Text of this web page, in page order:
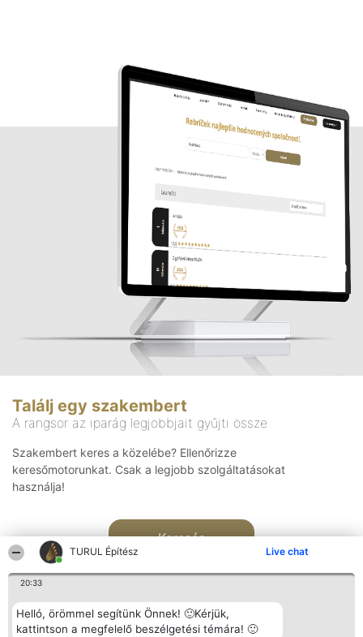
TURUL Építész Live chat
20:33
Helló, örömmel segítünk Önnek! 🙂Kérjük,
kattintson a megfelelő beszélgetési témára! 🙂
Találj egy szakembert
A rangsor az iparág legjobbjait gyűjti össze
Szakembert keres a közelébe? Ellenőrizze
keresőmotorunkat. Csak a legjobb szolgáltatásokat
használja!
Keresés